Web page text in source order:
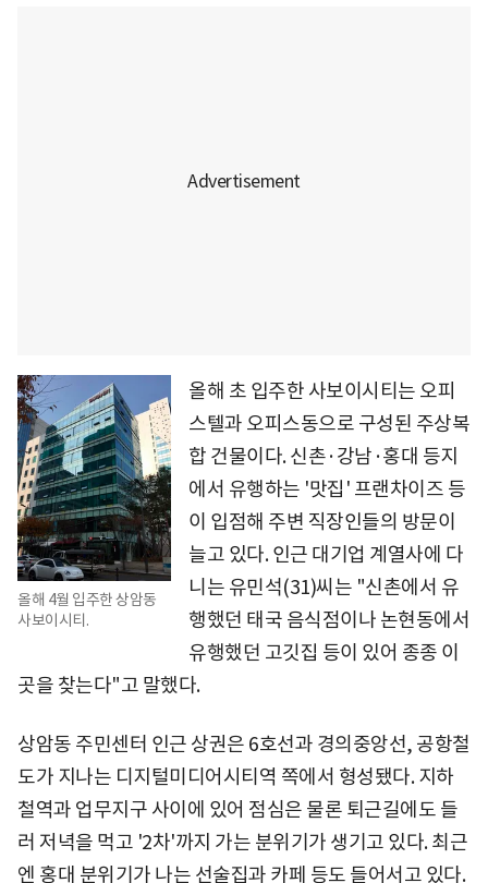
올해 4월 입주한 상암동
사보이시티.
올해 초 입주한 사보이시티는 오피
스텔과 오피스동으로 구성된 주상복
합 건물이다. 신촌·강남·홍대 등지
에서 유행하는 '맛집' 프랜차이즈 등
이 입점해 주변 직장인들의 방문이
늘고 있다. 인근 대기업 계열사에 다
니는 유민석(31)씨는 "신촌에서 유
행했던 태국 음식점이나 논현동에서
유행했던 고깃집 등이 있어 종종 이
곳을 찾는다"고 말했다.
상암동 주민센터 인근 상권은 6호선과 경의중앙선, 공항철
도가 지나는 디지털미디어시티역 쪽에서 형성됐다. 지하
철역과 업무지구 사이에 있어 점심은 물론 퇴근길에도 들
러 저녁을 먹고 '2차'까지 가는 분위기가 생기고 있다. 최근
엔 홍대 분위기가 나는 선술집과 카페 등도 들어서고 있다.